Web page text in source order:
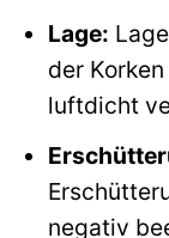
Lage:
der
luftdicht
negativ